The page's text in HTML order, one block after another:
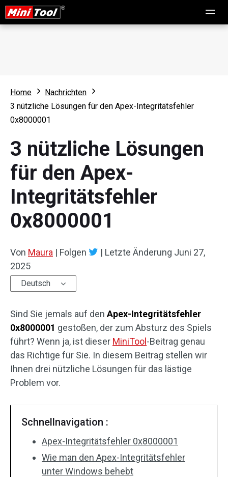
Home
Nachrichten
3 nützliche Lösungen für den Apex-Integritätsfehler
0x8000001
3 nützliche Lösungen
für den Apex-
Integritätsfehler
0x8000001
Von Maura | Folgen | Letzte Änderung Juni 27,
2025
Deutsch
Sind Sie jemals auf den Apex-Integritätsfehler
0x8000001 gestoßen, der zum Absturz des Spiels
führt? Wenn ja, ist dieser MiniTool -Beitrag genau
das Richtige für Sie. In diesem Beitrag stellen wir
Ihnen drei nützliche Lösungen für das lästige
Problem vor.
Schnellnavigation :
Apex-Integritätsfehler 0x8000001
Wie man den Apex-Integritätsfehler
unter Windows behebt